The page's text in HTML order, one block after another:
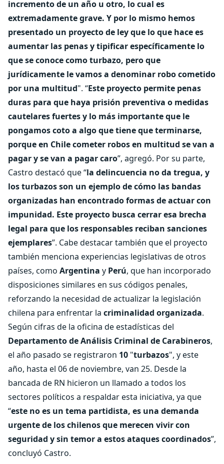
incremento de un año u otro, lo cual es
extremadamente grave. Y por lo mismo hemos
presentado un proyecto de ley que lo que hace es
aumentar las penas y tipificar específicamente lo
que se conoce como turbazo, pero que
jurídicamente le vamos a denominar robo cometido
por una multitud". “Este proyecto permite penas
duras para que haya prisión preventiva o medidas
cautelares fuertes y lo más importante que le
pongamos coto a algo que tiene que terminarse,
porque en Chile cometer robos en multitud se van a
pagar y se van a pagar caro”, agregó. Por su parte,
Castro destacó que “la delincuencia no da tregua, y
los turbazos son un ejemplo de cómo las bandas
organizadas han encontrado formas de actuar con
impunidad. Este proyecto busca cerrar esa brecha
legal para que los responsables reciban sanciones
ejemplares”. Cabe destacar también que el proyecto
también menciona experiencias legislativas de otros
países, como Argentina y Perú, que han incorporado
disposiciones similares en sus códigos penales,
reforzando la necesidad de actualizar la legislación
chilena para enfrentar la criminalidad organizada.
Según cifras de la oficina de estadísticas del
Departamento de Análisis Criminal de Carabineros,
el año pasado se registraron 10 "turbazos", y este
año, hasta el 06 de noviembre, van 25. Desde la
bancada de RN hicieron un llamado a todos los
sectores políticos a respaldar esta iniciativa, ya que
“este no es un tema partidista, es una demanda
urgente de los chilenos que merecen vivir con
seguridad y sin temor a estos ataques coordinados”,
concluyó Castro.